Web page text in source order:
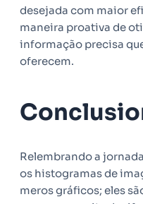
desejada com maior
maneira proativa de
informação precisa
oferecem.
Relembrando a
os histogramas de
meros gráficos; eles